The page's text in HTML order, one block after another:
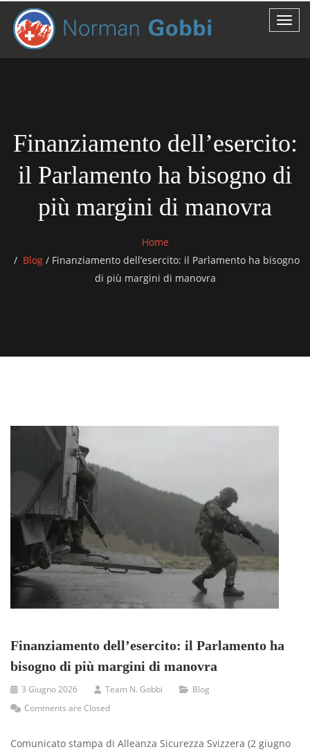
Finanziamento dell’esercito:
il Parlamento ha bisogno di
più margini di manovra
Home
Blog / Finanziamento dell’esercito: il Parlamento ha bisogno
di più margini di manovra
Finanziamento dell’esercito: il Parlamento ha
bisogno di più margini di manovra
3 Giugno 2026 Team N. Gobbi
Blog
Comments are Closed
Comunicato stampa di Alleanza Sicurezza Svizzera (2 giugno